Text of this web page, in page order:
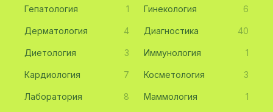
Гепатология 1 Гинекология 6
Дерматология 4 Диагностика 40
Диетология 3 Иммунология 1
Кардиология 7 Косметология 3
Лаборатория 8 Маммология 1